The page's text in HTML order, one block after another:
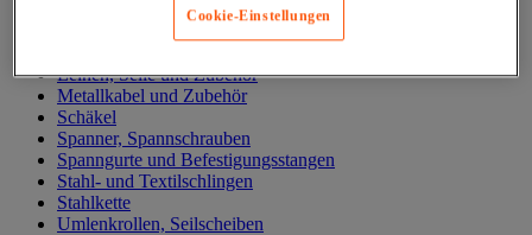
Karabinerhaken, Kettenglieder, Haken
Leinen, Seile und Zubehör
Metallkabel und Zubehör
Schäkel
Spanner, Spannschrauben
Spanngurte und Befestigungsstangen
Stahl- und Textilschlingen
Stahlkette
Umlenkrollen, Seilscheiben
Cookie-Einstellungen